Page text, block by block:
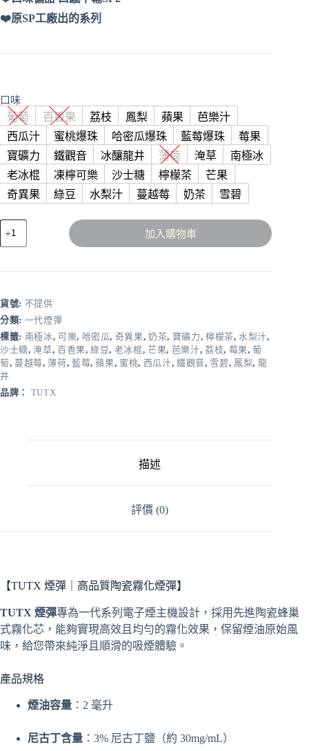
❤️原SP工廠出的系列
口味
葡萄 百香果 荔枝 鳳梨 蘋果
芭樂汁
西瓜汁
蜜桃爆珠 哈密瓜爆珠 藍莓爆珠
莓果
寶礦力
鐵觀音 冰釀龍井 薄荷 淹草
南極冰
老冰棍
凍檸可樂 沙士糖 檸檬茶
芒果
奇異果
綠豆 水梨汁 蔓越莓 奶茶 雪碧
TUTX
煙
通
用
顆
入
❤️‍原
SP2
加入購物車
貨號: 不提供
分類: 一代煙彈
標籤: 南極冰, 可樂, 哈密瓜, 奇異果,奶茶, 寶礦力, 檸檬茶, 水梨汁,
沙士糖,淹草, 百香果,綠豆, 老冰棍,芒果, 芭樂汁, 荔枝, 莓果,葡
萄, 蔓越莓,薄荷, 藍莓,蘋果, 蜜桃, 西瓜汁, 鐵觀音, 雪碧, 鳳梨, 龍
井
品牌： TUTX
描述
評價 (0)
【TUTX 煙彈｜高品質陶瓷霧化煙彈】
TUTX 煙彈專為一代系列電子煙主機設計，採用先進陶瓷蜂巢
式霧化芯，能夠實現高效且均勻的霧化效果，保留煙油原始風
味，給您帶來純淨且順滑的吸煙體驗。
產品規格
煙油容量 ：2 毫升
尼古丁含量 ：3% 尼古丁鹽（約 30mg/mL）